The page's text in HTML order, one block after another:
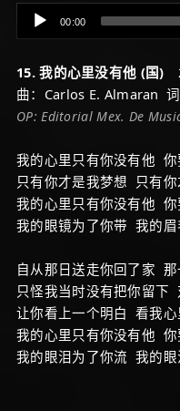
Audio
Player
00:00
15. 我的心里没有他 (国)
曲：Carlos E. Almaran
OP: Editorial Mex. De
我的心里只有你没有他
只有你才是我梦想 只有
我的心里只有你没有他
我的眼镜为了你带 我的
自从那日送走你回了家
只怪我当时没有把你留下
让你看上一个明白 看我心
我的心里只有你没有他
我的眼泪为了你流 我的